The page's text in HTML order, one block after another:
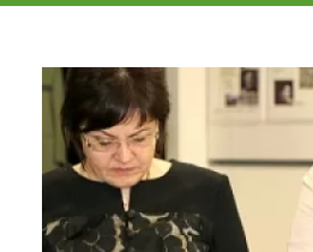
Что привезти
О регионе
Коллекция впечатлений
Другие рубрики